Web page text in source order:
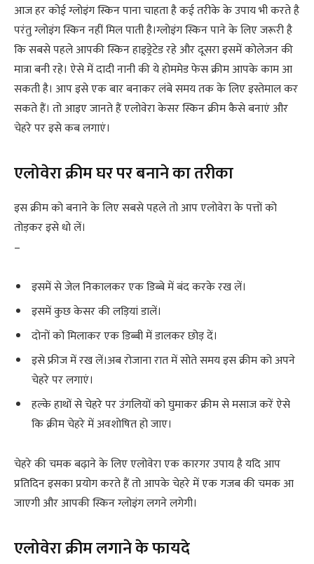
आज हर कोई ग्लोइंग स्किन पाना चाहता है कई तरीके के उपाय भी करते है
परंतु ग्लोइंग स्किन नहीं मिल पाती है।ग्लोइंग स्किन पाने के लिए जरूरी है
कि सबसे पहले आपकी स्किन हाइड्रेटेड रहे और दूसरा इसमें कोलेजन की
मात्रा बनी रहे। ऐसे में दादी नानी की ये होममेड फेस क्रीम आपके काम आ
सकती है। आप इसे एक बार बनाकर लंबे समय तक के लिए इस्तेमाल कर
सकते हैं। तो आइए जानते हैं एलोवेरा केसर स्किन क्रीम कैसे बनाएं और
चेहरे पर इसे कब लगाएं।
एलोवेरा क्रीम घर पर बनाने का तरीका
इस क्रीम को बनाने के लिए सबसे पहले तो आप एलोवेरा के पत्तों को
तोड़कर इसे धो लें।
–
इसमें से जेल निकालकर एक डिब्बे में बंद करके रख लें।
इसमें कुछ केसर की लड़ियां डालें।
दोनों को मिलाकर एक डिब्बी में डालकर छोड़ दें।
इसे फ्रीज में रख लें।अब रोजाना रात में सोते समय इस क्रीम को अपने
चेहरे पर लगाएं।
हल्के हाथों से चेहरे पर उंगलियों को घुमाकर क्रीम से मसाज करें ऐसे
कि क्रीम चेहरे में अवशोषित हो जाए।
चेहरे की चमक बढ़ाने के लिए एलोवेरा एक कारगर उपाय है यदि आप
प्रतिदिन इसका प्रयोग करते हैं तो आपके चेहरे में एक गजब की चमक आ
जाएगी और आपकी स्किन ग्लोइंग लगने लगेगी।
एलोवेरा क्रीम लगाने के फायदे